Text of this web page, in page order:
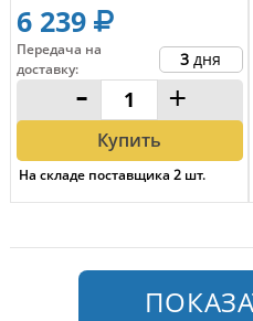
6 239
Передача на
доставку: 3 дня
- +
Купить
На складе поставщика 2 шт.